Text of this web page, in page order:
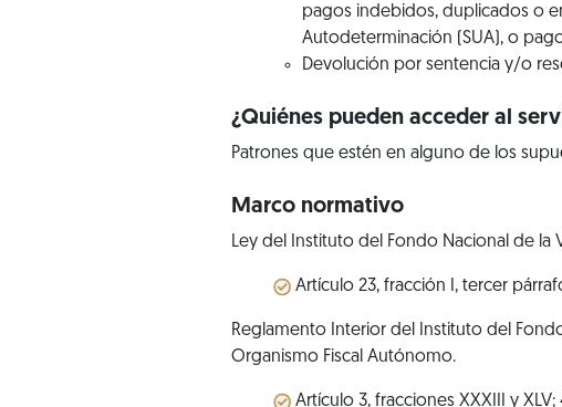
pagos indebidos, duplicados o
Autodeterminación (SUA), o
Devolución por sentencia y/o
¿Quiénes pueden acceder al
Patrones que estén en alguno de los
Marco normativo
Ley del Instituto del Fondo Nacional de la
Artículo 23, fracción I, tercer
Reglamento Interior del Instituto del
Organismo Fiscal Autónomo.
Artículo 3, fracciones XXXIII y XLV;